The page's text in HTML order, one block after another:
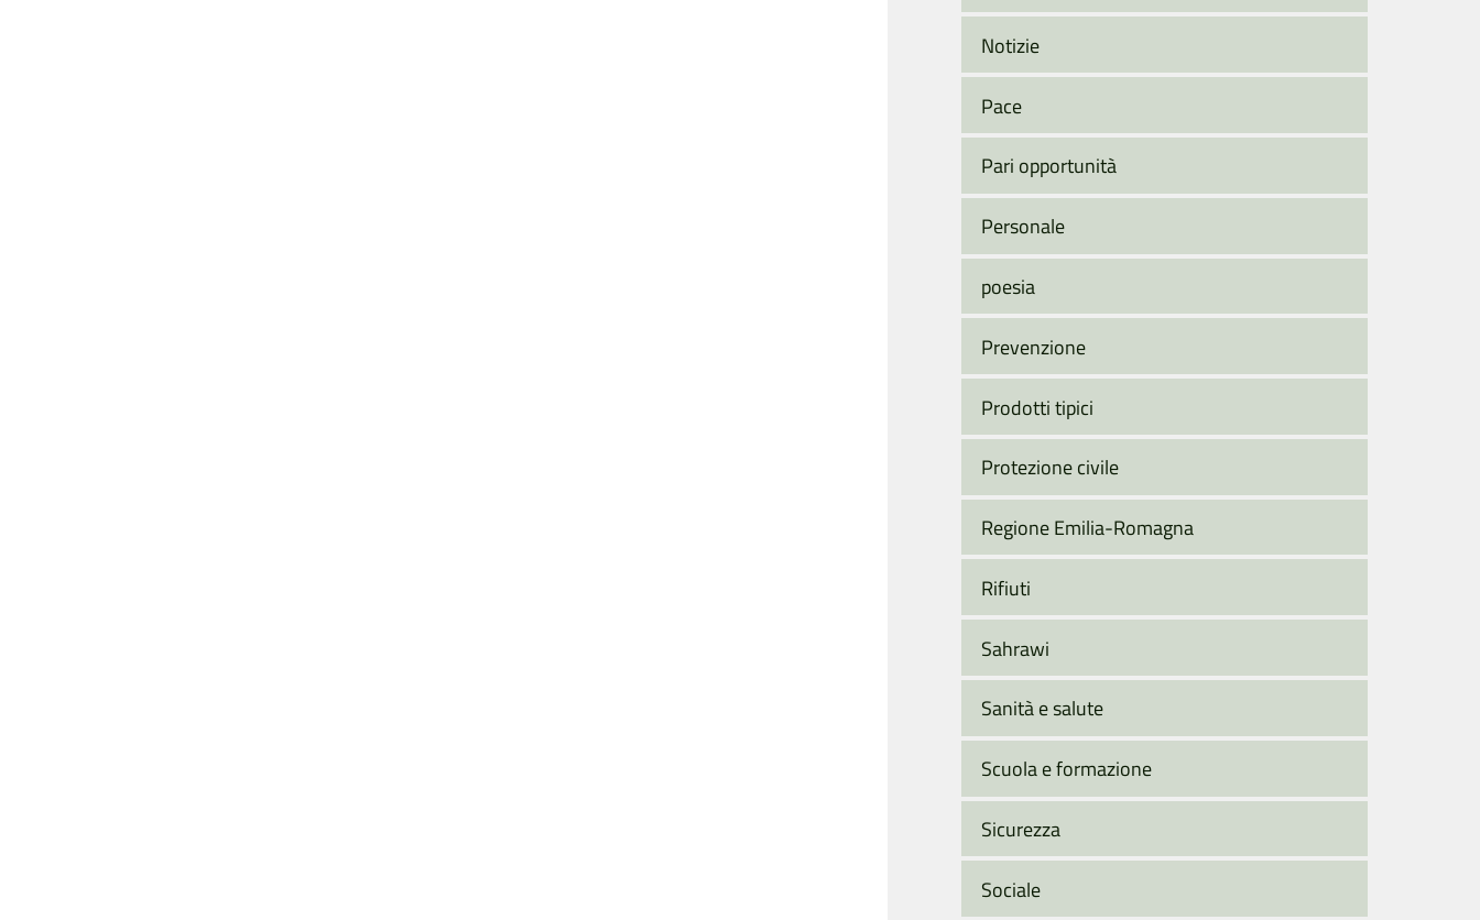
Notizie
Pace
Pari opportunità
Personale
poesia
Prevenzione
Prodotti tipici
Protezione civile
Regione Emilia-Romagna
Rifiuti
Sahrawi
Sanità e salute
Scuola e formazione
Sicurezza
Sociale